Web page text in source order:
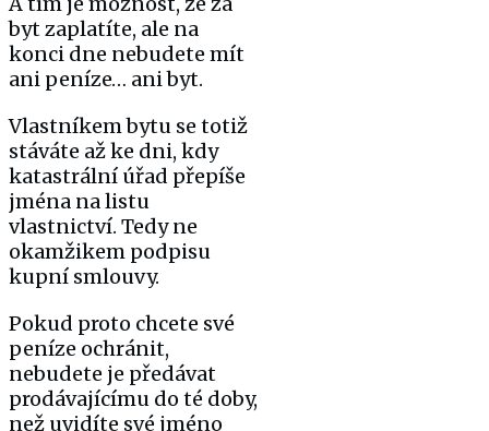
byt zaplatíte, ale na
konci dne nebudete mít
ani peníze… ani byt.
Vlastníkem bytu se totiž
stáváte až ke dni, kdy
katastrální úřad přepíše
jména na listu
vlastnictví. Tedy ne
okamžikem podpisu
kupní smlouvy.
Pokud proto chcete své
peníze ochránit,
nebudete je předávat
prodávajícímu do té doby,
než uvidíte své jméno